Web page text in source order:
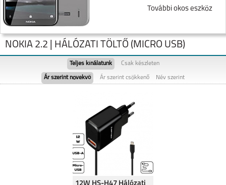
További okos eszköz
NOKIA C21 PLUS
NOKIA 2.2 | HÁLÓZATI TÖLTŐ (MICRO USB)
Teljes kínálatunk Csak készleten
Ár szerint növekvő Ár szerint csökkenő Név szerint